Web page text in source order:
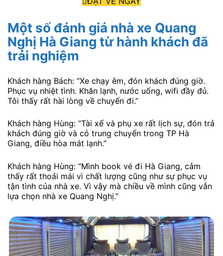
Một số đánh giá nhà xe Quang
Nghị Hà Giang từ hành khách đã
trải nghiệm
Khách hàng Bách: “Xe chạy êm, đón khách đúng giờ.
Phục vụ nhiệt tình. Khăn lạnh, nước uống, wifi đầy đủ.
Tôi thấy rất hài lòng về chuyến đi.”
Khách hàng Hùng: “Tài xế và phụ xe rất lịch sự, đón trả
khách đúng giờ và có trung chuyển trong TP Hà
Giang, điều hòa mát lạnh.”
Khách hàng Hùng: “Mình book vé đi Hà Giang, cảm
thấy rất thoải mái vì chất lượng cũng như sự phục vụ
tận tình của nhà xe. Vì vậy mà chiều về mình cũng vẫn
lựa chọn nhà xe Quang Nghị.”